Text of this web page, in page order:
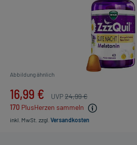
Abbildung ähnlich
16,99 € UVP24,99 €
170 PlusHerzen sammeln
inkl. MwSt. zzgl. Versandkosten